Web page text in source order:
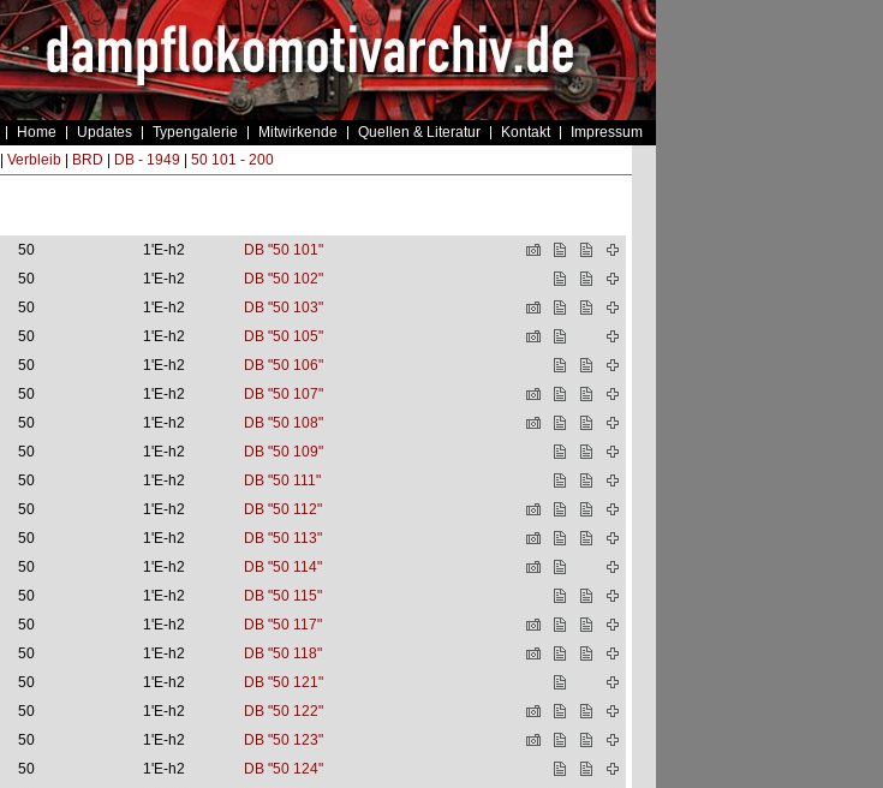
Home Updates Typengalerie Mitwirkende Quellen & Literatur Kontakt Impressum
Verbleib| BRD DB - 1949| 50 101 - 200
50 1'E-h2
DB "50 101"
50 1'E-h2
DB "50 102"
50 1'E-h2
DB "50 103"
50 1'E-h2
DB "50 105"
50 1'E-h2
DB "50 106"
50 1'E-h2
DB "50 107"
50 1'E-h2
DB "50 108"
50 1'E-h2
DB "50 109"
50 1'E-h2
DB "50 111"
50 1'E-h2
DB "50 112"
50 1'E-h2
DB "50 113"
50 1'E-h2
DB "50 114"
50 1'E-h2
DB "50 115"
50 1'E-h2
DB "50 117"
50 1'E-h2
DB "50 118"
50 1'E-h2
DB "50 121"
50 1'E-h2
DB "50 122"
50 1'E-h2
DB "50 123"
50 1'E-h2
DB "50 124"